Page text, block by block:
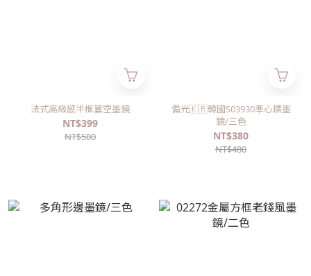
法式高級感半框簍空墨鏡
NT$399
NT$500
偏光🇰🇷韓國S03930準心鏢墨
鏡/三色
NT$380
NT$480